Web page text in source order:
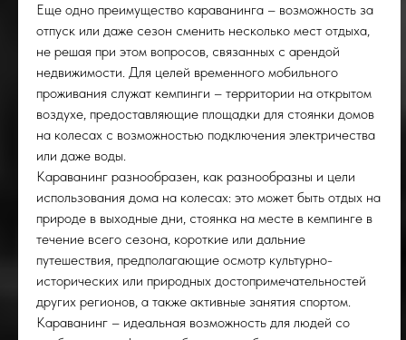
Еще одно преимущество караванинга – возможность за
отпуск или даже сезон сменить несколько мест отдыха,
не решая при этом вопросов, связанных с арендой
недвижимости. Для целей временного мобильного
проживания служат кемпинги – территории на открытом
воздухе, предоставляющие площадки для стоянки домов
на колесах с возможностью подключения электричества
или даже воды.
Караванинг разнообразен, как разнообразны и цели
использования дома на колесах: это может быть отдых на
природе в выходные дни, стоянка на месте в кемпинге в
течение всего сезона, короткие или дальние
путешествия, предполагающие осмотр культурно-
исторических или природных достопримечательностей
других регионов, а также активные занятия спортом.
Караванинг – идеальная возможность для людей со